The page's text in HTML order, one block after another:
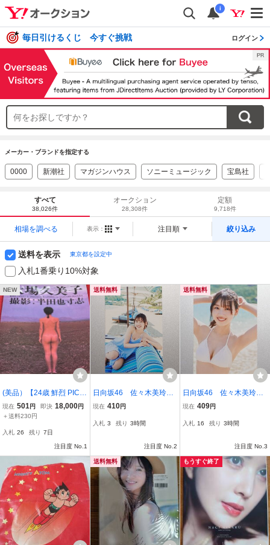
i
毎日引けるくじ 今すぐ挑戦 ログイン
メーカー・ブランドを指定する
0000 新潮社 マガジンハウス ソニーミュージック 宝島社
すべて
38,026件
オークション
28,308件
定額
9,718件
相場を調べる 表示： 注目順 絞り込み
送料を表示 東京都を設定中
入札1番乗り10%対象
NEW
(美品）【24歳 鮮烈 PICT
ORIAL】大場久美子写真
集 撮影 : 半田也寸志 集英
現在 501円 即決 18,000円
＋送料230円
入札 26 残り 7日
注目度 No.1
送料無料
日向坂46 佐々木美玲
写真集『陽射しのパレー
トカード(TSUTAYA)
現在 410円
入札 3 残り 3時間
注目度 No.2
送料無料
日向坂46 佐々木美玲
写真集『陽射しのパレー
ニーテール…)
現在 409円
入札 16 残り 3時間
注目度 No.3
送料無料 もうすぐ終了